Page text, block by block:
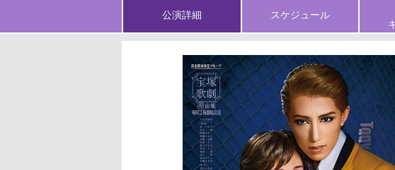
公演詳細 スケジュール